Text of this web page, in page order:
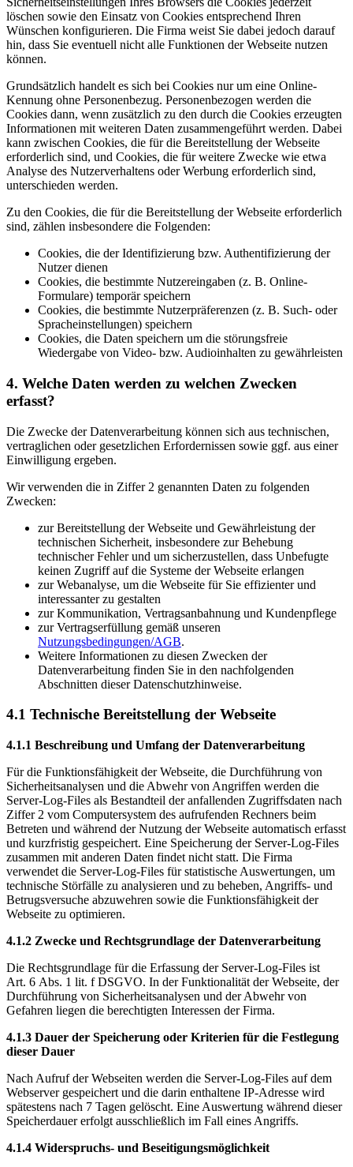
löschen sowie den Einsatz von Cookies entsprechend Ihren
Wünschen konfigurieren. Die Firma weist Sie dabei jedoch darauf
hin, dass Sie eventuell nicht alle Funktionen der Webseite nutzen
können.
Grundsätzlich handelt es sich bei Cookies nur um eine Online-
Kennung ohne Personenbezug. Personenbezogen werden die
Cookies dann, wenn zusätzlich zu den durch die Cookies erzeugten
Informationen mit weiteren Daten zusammengeführt werden. Dabei
kann zwischen Cookies, die für die Bereitstellung der Webseite
erforderlich sind, und Cookies, die für weitere Zwecke wie etwa
Analyse des Nutzerverhaltens oder Werbung erforderlich sind,
unterschieden werden.
Zu den Cookies, die für die Bereitstellung der Webseite erforderlich
sind, zählen insbesondere die Folgenden:
Cookies, die der Identifizierung bzw. Authentifizierung der
Nutzer dienen
Cookies, die bestimmte Nutzereingaben (z. B. Online-
Formulare) temporär speichern
Cookies, die bestimmte Nutzerpräferenzen (z. B. Such- oder
Spracheinstellungen) speichern
Cookies, die Daten speichern um die störungsfreie
Wiedergabe von Video- bzw. Audioinhalten zu gewährleisten
4. Welche Daten werden zu welchen Zwecken
erfasst?
Die Zwecke der Datenverarbeitung können sich aus technischen,
vertraglichen oder gesetzlichen Erfordernissen sowie ggf. aus einer
Einwilligung ergeben.
Wir verwenden die in Ziffer 2 genannten Daten zu folgenden
Zwecken:
zur Bereitstellung der Webseite und Gewährleistung der
technischen Sicherheit, insbesondere zur Behebung
technischer Fehler und um sicherzustellen, dass Unbefugte
keinen Zugriff auf die Systeme der Webseite erlangen
zur Webanalyse, um die Webseite für Sie effizienter und
interessanter zu gestalten
zur Kommunikation, Vertragsanbahnung und Kundenpflege
zur Vertragserfüllung gemäß unseren
Nutzungsbedingungen/AGB.
Weitere Informationen zu diesen Zwecken der
Datenverarbeitung finden Sie in den nachfolgenden
Abschnitten dieser Datenschutzhinweise.
4.1 Technische Bereitstellung der Webseite
4.1.1 Beschreibung und Umfang der Datenverarbeitung
Für die Funktionsfähigkeit der Webseite, die Durchführung von
Sicherheitsanalysen und die Abwehr von Angriffen werden die
Server-Log-Files als Bestandteil der anfallenden Zugriffsdaten nach
Ziffer 2 vom Computersystem des aufrufenden Rechners beim
Betreten und während der Nutzung der Webseite automatisch erfasst
und kurzfristig gespeichert. Eine Speicherung der Server-Log-Files
zusammen mit anderen Daten findet nicht statt. Die Firma
verwendet die Server-Log-Files für statistische Auswertungen, um
technische Störfälle zu analysieren und zu beheben, Angriffs- und
Betrugsversuche abzuwehren sowie die Funktionsfähigkeit der
Webseite zu optimieren.
4.1.2 Zwecke und Rechtsgrundlage der Datenverarbeitung
Die Rechtsgrundlage für die Erfassung der Server-Log-Files ist
Art. 6 Abs. 1 lit. f DSGVO. In der Funktionalität der Webseite, der
Durchführung von Sicherheitsanalysen und der Abwehr von
Gefahren liegen die berechtigten Interessen der Firma.
4.1.3 Dauer der Speicherung oder Kriterien für die Festlegung
dieser Dauer
Nach Aufruf der Webseiten werden die Server-Log-Files auf dem
Webserver gespeichert und die darin enthaltene IP-Adresse wird
spätestens nach 7 Tagen gelöscht. Eine Auswertung während dieser
Speicherdauer erfolgt ausschließlich im Fall eines Angriffs.
4.1.4 Widerspruchs- und Beseitigungsmöglichkeit